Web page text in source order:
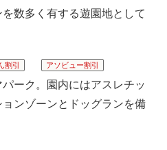
数多く有する遊園地として
割引 アソビュー割引
ーク。園内にはアスレチッ
ンゾーンとドッグランを備